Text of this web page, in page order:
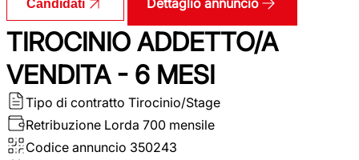
Candidati
TIROCINIO ADDETTO/A
VENDITA - 6 MESI
Tipo di contratto Tirocinio/Stage
Retribuzione Lorda 700 mensile
Codice annuncio 350243